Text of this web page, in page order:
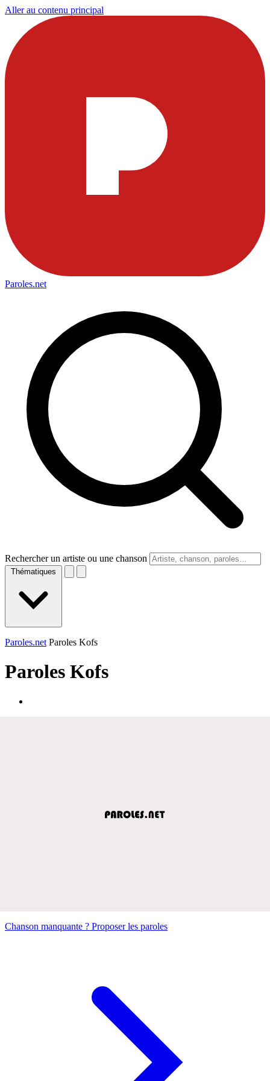
Aller au contenu principal
Paroles.net
Rechercher un artiste ou une chanson
Thématiques
Paroles.net Paroles Kofs
Paroles Kofs
Chanson manquante ? Proposer les paroles